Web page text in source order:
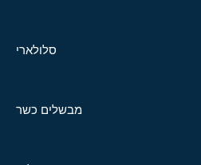
סלולארי
מבשלים כשר